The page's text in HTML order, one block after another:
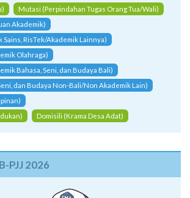
Mutasi (Perpindahan Tugas Orang Tua/Wali)
Akademik)
RisTek/Akademik Lainnya)
Olahraga)
Bahasa, Seni, dan Budaya Bali)
dan Budaya Non-Bali/Non Akademik Lain)
Domisili (Krama Desa Adat)
PJJ 2026